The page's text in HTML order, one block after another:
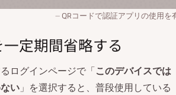
QRコードで認証アプリの使用を
定期間省略する
ログインページで「このデバイスでは
い 」を選択すると、普段使用している